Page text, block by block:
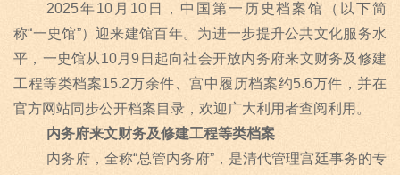
2025年10 月 10 日，中国第一历史档案馆（以下简
称“一史馆”）迎来建馆百年。为进一步提升公共文化服务水
平，一史馆从 10月9 日起向社会开放内务府来文财务及修建
工程等类档案15.2万余件、宫中履历档案约5.6万件，并在
官方网站同步公开档案目录，欢迎广大利用者查阅利用。
内务府来文财务及修建工程等类档案
内务府，全称“总管内务府”，是清代管理宫廷事务的专